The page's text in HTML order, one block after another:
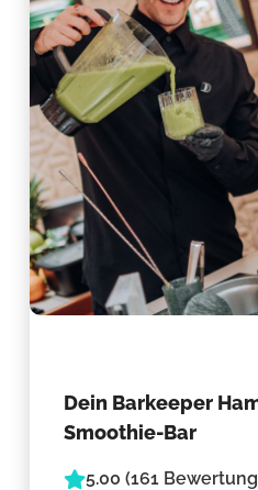
Dein Barkeeper
Smoothie-Bar
5.00 (161